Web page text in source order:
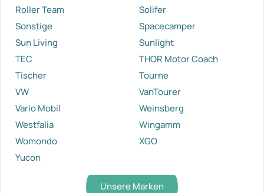
Roller Team
Solifer
Sonstige
Spacecamper
Sun Living
Sunlight
TEC
THOR Motor Coach
Tischer
Tourne
VW
VanTourer
Vario Mobil
Weinsberg
Westfalia
Wingamm
Womondo
XGO
Yucon
Unsere Marken